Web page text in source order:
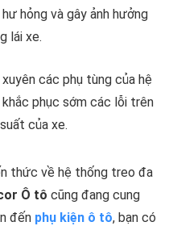
hỏng và gây ảnh hưởng
lái xe.
các phụ tùng của hệ
phục sớm các lỗi trên
của xe.
thức về hệ thống treo đa
Ô tô cũng đang cung
đến phụ kiện ô tô, bạn có